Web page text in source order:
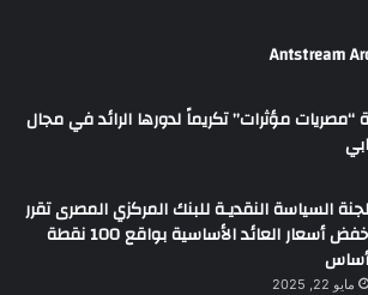
“مصريات مؤثرات” تكريماً لدورها الرائد في مجال
لجنة السياسة النقديـة للبنك المركزي المصرى تقرر
خفض أسعار العائد الأساسية بواقع 100 نقطة
أساس
مايو 22, 2025